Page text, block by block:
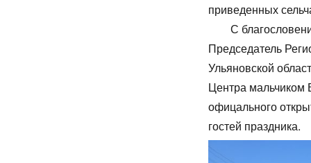
С
Председатель
Ульяновской
Центра мальчиком
офицального
гостей праздника.